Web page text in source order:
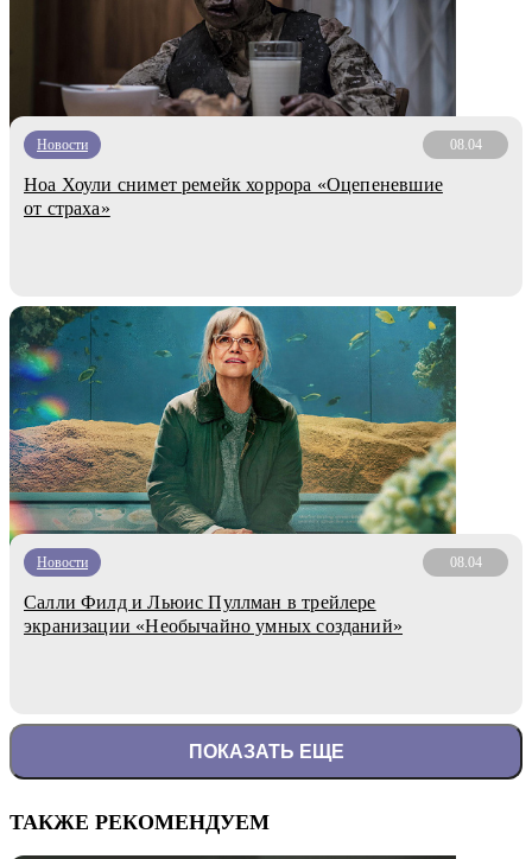
Новости 08.04
Ноа Хоули снимет ремейк хоррора «Оцепеневшие
от страха»
Новости 08.04
Салли Филд и Льюис Пуллман в трейлере
экранизации «Необычайно умных созданий»
ПОКАЗАТЬ ЕЩЕ
ТАКЖЕ РЕКОМЕНДУЕМ